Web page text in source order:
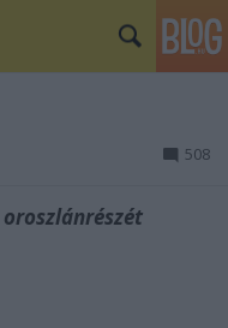
508
oroszlánrészét